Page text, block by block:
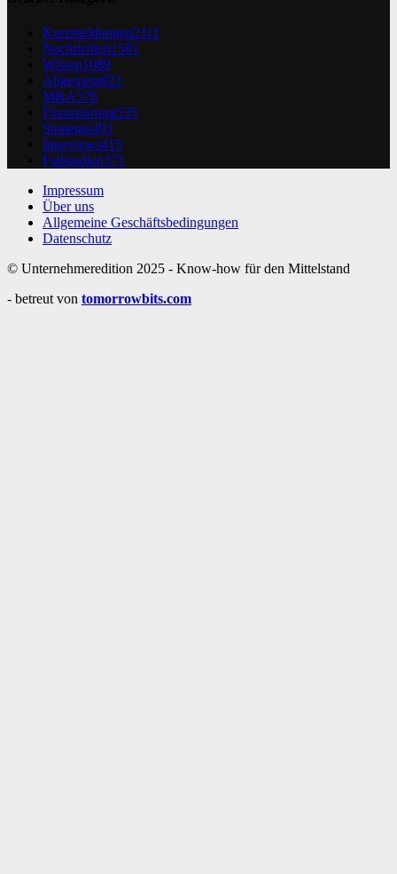
Kurzmeldungen2111
Nachrichten1581
Wissen1089
Allgemein821
M&A570
Finanzierung535
Strategie493
Interviews415
Fallstudien371
Impressum
Über uns
Allgemeine Geschäftsbedingungen
Datenschutz
© Unternehmeredition 2025 - Know-how für den Mittelstand
- betreut von tomorrowbits.com